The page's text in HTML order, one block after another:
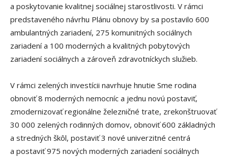
a poskytovanie kvalitnej sociálnej starostlivosti. V rámci
predstaveného návrhu Plánu obnovy by sa postavilo 600
ambulantných zariadení, 275 komunitných sociálnych
zariadení a 100 moderných a kvalitných pobytových
zariadení sociálnych a zároveň zdravotníckych služieb.
V rámci zelených investícii navrhuje hnutie Sme rodina
obnoviť 8 moderných nemocníc a jednu novú postaviť,
zmodernizovať regionálne železničné trate, zrekonštruovať
30 000 zelených rodinných domov, obnoviť 600 základných
a stredných škôl, postaviť 3 nové univerzitné centrá
a postaviť 975 nových moderných zariadení sociálnych